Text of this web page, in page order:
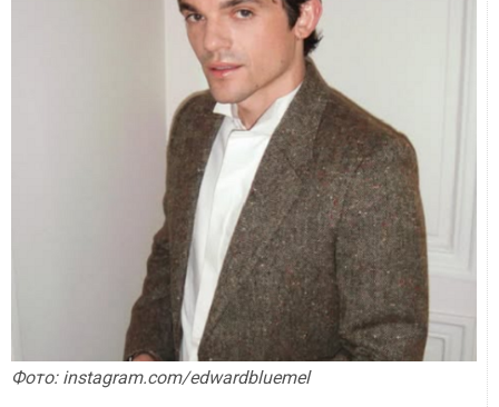
Фото: instagram.com/edwardbluemel